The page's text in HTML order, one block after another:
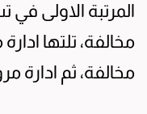
مخالفة، ثم ادارة مرور